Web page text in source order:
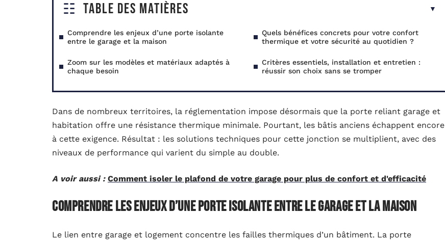
Table des matières
Comprendre les enjeux d’une porte isolante
entre le garage et la maison
Quels bénéfices concrets pour votre confort
thermique et votre sécurité au quotidien ?
Zoom sur les modèles et matériaux adaptés à
chaque besoin
Critères essentiels, installation et entretien :
réussir son choix sans se tromper
Dans de nombreux territoires, la réglementation impose désormais que la porte reliant garage et
habitation offre une résistance thermique minimale. Pourtant, les bâtis anciens échappent encore
à cette exigence. Résultat : les solutions techniques pour cette jonction se multiplient, avec des
niveaux de performance qui varient du simple au double.
A voir aussi : Comment isoler le plafond de votre garage pour plus de confort et d'efficacité
Comprendre les enjeux d’une porte isolante entre le garage et la maison
Le lien entre garage et logement concentre les failles thermiques d’un bâtiment. La porte